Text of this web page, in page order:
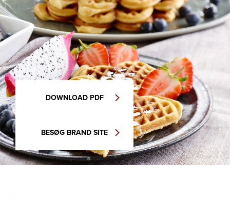
DOWNLOAD PDF
BESØG BRAND SITE